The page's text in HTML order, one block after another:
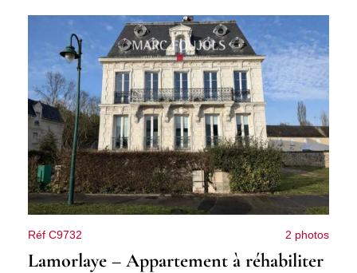
Réf C9732 2 photos
Lamorlaye – Appartement à réhabiliter